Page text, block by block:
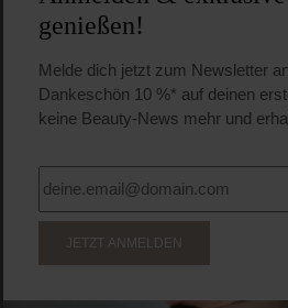
genießen!
Melde dich jetzt zum Newsletter
Dankeschön 10 %* auf deinen
keine Beauty-News mehr und
JETZT ANMELDEN